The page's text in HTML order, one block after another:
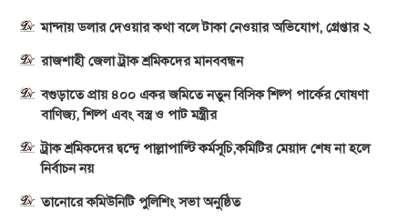
মান্দায় ডলার দেওয়ার কথা বলে টাকা নেওয়ার অভিযোগ, গ্রেপ্তার ২
রাজশাহী জেলা ট্রাক শ্রমিকদের মানববন্ধন
বগুড়াতে প্রায় ৪০০ একর জমিতে নতুন বিসিক শিল্প পার্কের ঘোষণা
বাণিজ্য, শিল্প এবং বস্ত্র ও পাট মন্ত্রীর
ট্রাক শ্রমিকদের দ্বন্দ্বে পাল্লাপাল্টি কর্মসূচি,কমিটির মেয়াদ শেষ না হলে
নির্বাচন নয়
তানোরে কমিউনিটি পুলিশিং সভা অনুষ্ঠিত